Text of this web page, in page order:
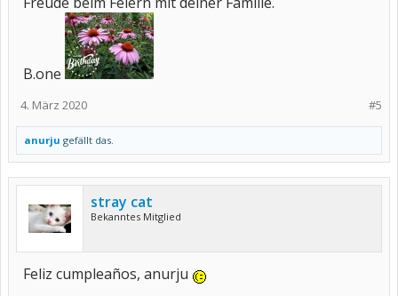
B.one
#5
4. März 2020
anurju gefällt das.
stray cat
Bekanntes Mitglied
Feliz cumpleaños, anurju